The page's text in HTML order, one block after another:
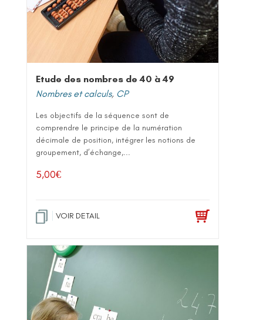
Etude des nombres de 40 à 49
Nombres et calculs, CP
Les objectifs de la séquence sont de
comprendre le principe de la numération
décimale de position, intégrer les notions de
groupement, d’échange,...
5,00€
VOIR DETAIL